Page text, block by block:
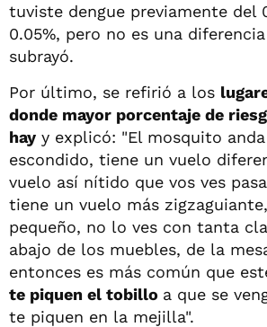
tuviste dengue previamente del
0.05%, pero no es una
subrayó.
Por último, se refirió a los
donde mayor porcentaje de
hay y explicó: "El mosquito
escondido, tiene un vuelo
vuelo así nítido que vos ves
tiene un vuelo más
pequeño, no lo ves con tanta
abajo de los muebles, de la
entonces es más común que
te piquen el tobillo a que se
te piquen en la mejilla".